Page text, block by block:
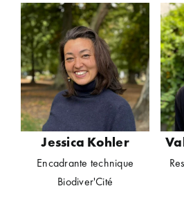
Jessica Kohler
Encadrante technique
Biodiver'Cité